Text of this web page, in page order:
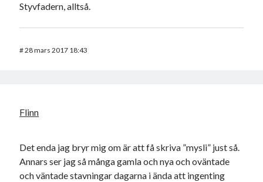
Styvfadern, alltså.
#28 mars 2017 18:43
Flinn
Det enda jag bryr mig om är att få skriva ”mysli” just så.
Annars ser jag så många gamla och nya och oväntade
och väntade stavningar dagarna i ända att ingenting